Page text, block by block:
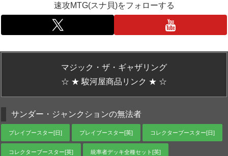
速攻MTG(スナ貝)をフォローする
マジック・ザ・ギャザリング
☆ ★ 駿河屋商品リンク ★ ☆
サンダー・ジャンクションの無法者
プレイブースター[日] プレイブースター[英] コレクターブースター[日]
コレクターブースター[英] 統率者デッキ全種セット[英]